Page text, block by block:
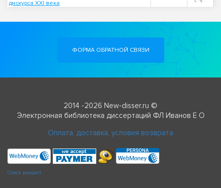
дискурса XXI века
ФОРМА ОБРАТНОЙ СВЯЗИ
2014 -2026 New-disser.ru ©
Электронная библиотека диссертаций ФЛ Иванов Е О
Оплата, доставка, условия возврата
Check passport